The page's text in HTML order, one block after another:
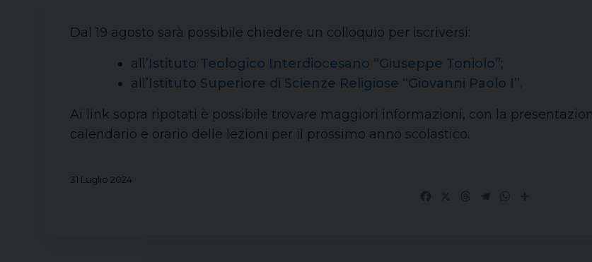
Dal 19 agosto sarà possibile chiedere un colloquio per iscriversi:
all’Istituto Teologico Interdiocesano “Giuseppe Toniolo”;
all’Istituto Superiore di Scienze Religiose “Giovanni Paolo I”.
Ai link sopra ripotati è possibile trovare maggiori informazioni, con la
calendario e orario delle lezioni per il prossimo anno scolastico.
31 Luglio 2024